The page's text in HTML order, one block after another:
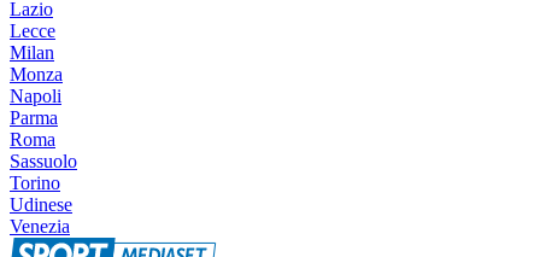
Lazio
Lecce
Milan
Monza
Napoli
Parma
Roma
Sassuolo
Torino
Udinese
Venezia